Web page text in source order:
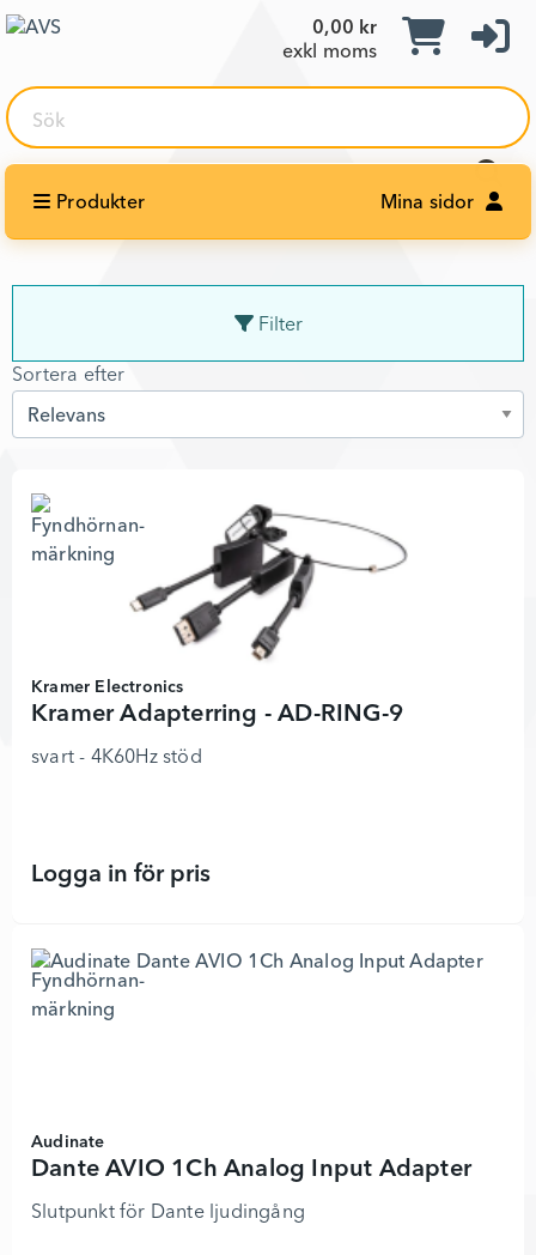
0,00 kr
exkl moms
Sök
Produkter Mina sidor
Filter
Sortera efter
Sortera efter
Kramer Electronics
Kramer Adapterring - AD-RING-9
svart - 4K60Hz stöd
Logga in för prisKramer Adapterring - AD-RING-9 -
Audinate
Dante AVIO 1Ch Analog Input Adapter
Slutpunkt för Dante ljudingång